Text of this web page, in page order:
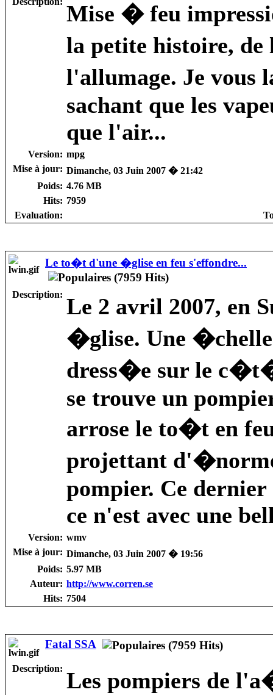
Mise � feu
la petite histoire,
l'allumage. Je vous
sachant que les
que l'air...
Version: mpg
Mise à jour: Dimanche, 03 Juin 2007 � 21:42
Poids: 4.76 MB
Hits: 7959
Evaluation:
Le to�t d'une �glise en feu s'effondre...
Description: Le 2 avril 2007, en
�glise. Une
dress�e sur le
se trouve un
arrose le to�t en
projettant
pompier. Ce
ce n'est avec une
Version: wmv
Mise à jour: Dimanche, 03 Juin 2007 � 19:56
Poids: 5.97 MB
Auteur: http://www.corren.se
Hits: 7504
Fatal SSA
Description: Les pompiers de